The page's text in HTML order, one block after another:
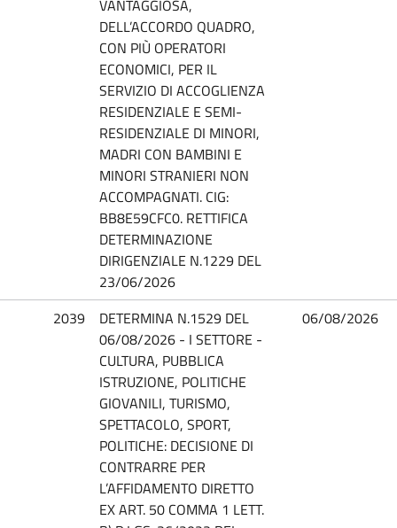
VANTAGGIOSA,
DELL’ACCORDO QUADRO,
CON PIÙ OPERATORI
ECONOMICI, PER IL
SERVIZIO DI ACCOGLIENZA
RESIDENZIALE E SEMI-
RESIDENZIALE DI MINORI,
MADRI CON BAMBINI E
MINORI STRANIERI NON
ACCOMPAGNATI. CIG:
BB8E59CFC0. RETTIFICA
DETERMINAZIONE
DIRIGENZIALE N.1229 DEL
23/06/2026
2039
DETERMINA N.1529 DEL
06/08/2026 - I SETTORE -
CULTURA, PUBBLICA
ISTRUZIONE, POLITICHE
GIOVANILI, TURISMO,
SPETTACOLO, SPORT,
POLITICHE: DECISIONE DI
CONTRARRE PER
L’AFFIDAMENTO DIRETTO
EX ART. 50 COMMA 1 LETT.
06/08/2026